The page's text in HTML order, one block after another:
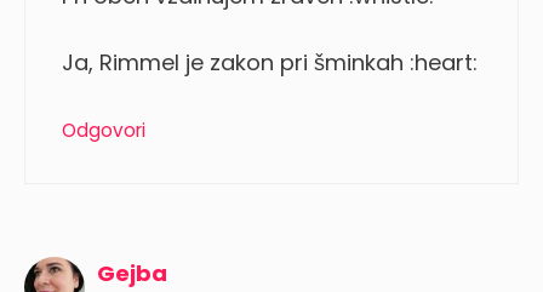
Ja, Rimmel je zakon pri šminkah :heart:
Odgovori
Gejba